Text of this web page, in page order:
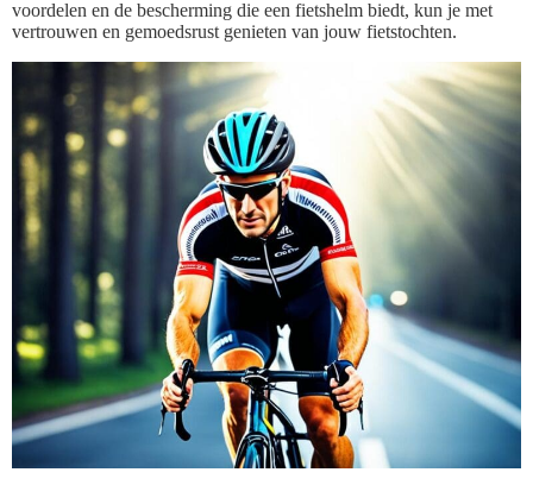
voordelen en de bescherming die een fietshelm biedt, kun je met
vertrouwen en gemoedsrust genieten van jouw fietstochten.